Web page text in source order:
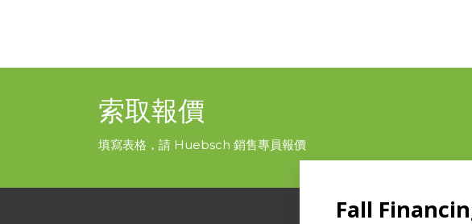
索取報價
填寫表格，請 Huebsch 銷售專員報價